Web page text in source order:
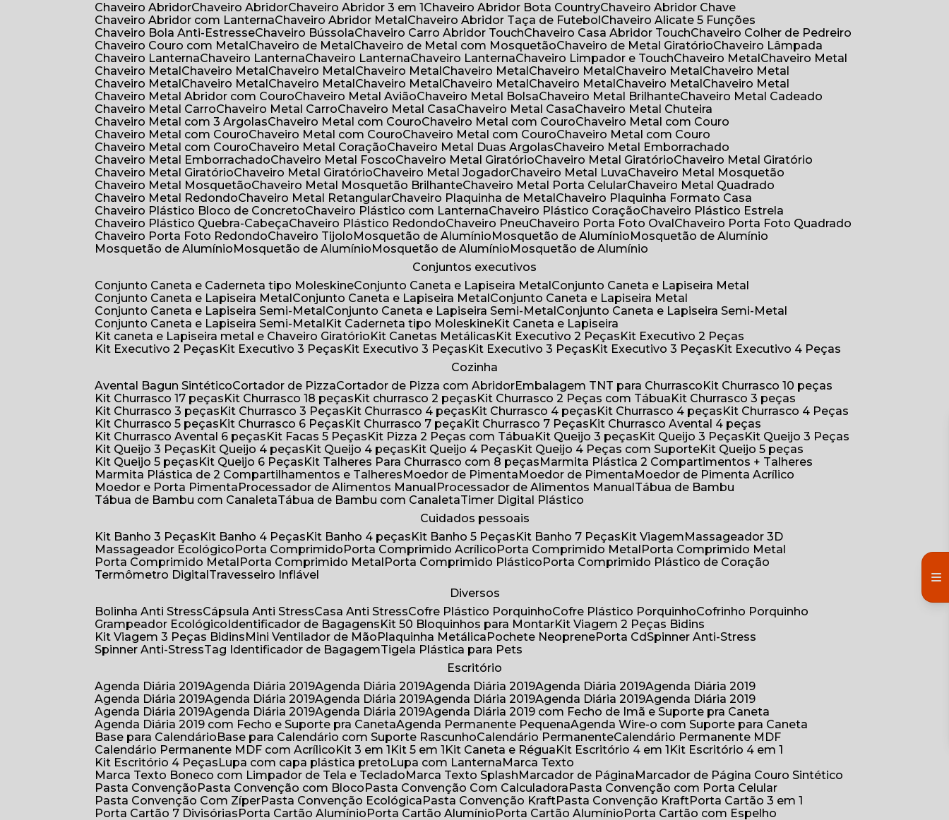
Chaveiro Abridor
Chaveiro Abridor Chaveiro Abridor 3 em 1 Chaveiro Abridor Bota Country
Chaveiro Abridor Chave
Chaveiro Abridor com Lanterna
Chaveiro Abridor Metal Chaveiro Abridor Taça de Futebol
Chaveiro Alicate 5 Funções
Chaveiro Bola Anti-Estresse
Chaveiro Bússola Chaveiro Carro Abridor Touch Chaveiro Casa Abridor Touch
Chaveiro Colher de Pedreiro
Chaveiro Couro com Metal
Chaveiro de Metal Chaveiro de Metal com Mosquetão Chaveiro de Metal Giratório
Chaveiro Lâmpada
Chaveiro Lanterna
Chaveiro Lanterna Chaveiro Lanterna Chaveiro Lanterna Chaveiro Limpador e Touch Chaveiro Metal
Chaveiro Metal
Chaveiro Metal
Chaveiro Metal Chaveiro Metal Chaveiro Metal Chaveiro Metal Chaveiro Metal Chaveiro Metal
Chaveiro Metal
Chaveiro Metal
Chaveiro Metal Chaveiro Metal Chaveiro Metal Chaveiro Metal Chaveiro Metal Chaveiro Metal
Chaveiro Metal
Chaveiro Metal Abridor com Couro
Chaveiro Metal Avião Chaveiro Metal Bolsa Chaveiro Metal Brilhante
Chaveiro Metal Cadeado
Chaveiro Metal Carro
Chaveiro Metal Carro Chaveiro Metal Casa Chaveiro Metal Casa
Chaveiro Metal Chuteira
Chaveiro Metal com 3 Argolas
Chaveiro Metal com Couro Chaveiro Metal com Couro
Chaveiro Metal com Couro
Chaveiro Metal com Couro
Chaveiro Metal com Couro Chaveiro Metal com Couro
Chaveiro Metal com Couro
Chaveiro Metal com Couro
Chaveiro Metal Coração Chaveiro Metal Duas Argolas
Chaveiro Metal Emborrachado
Chaveiro Metal Emborrachado
Chaveiro Metal Fosco Chaveiro Metal Giratório Chaveiro Metal Giratório
Chaveiro Metal Giratório
Chaveiro Metal Giratório
Chaveiro Metal Giratório Chaveiro Metal Jogador Chaveiro Metal Luva
Chaveiro Metal Mosquetão
Chaveiro Metal Mosquetão
Chaveiro Metal Mosquetão Brilhante Chaveiro Metal Porta Celular
Chaveiro Metal Quadrado
Chaveiro Metal Redondo
Chaveiro Metal Retangular Chaveiro Plaquinha de Metal
Chaveiro Plaquinha Formato Casa
Chaveiro Plástico Bloco de Concreto
Chaveiro Plástico com Lanterna Chaveiro Plástico Coração
Chaveiro Plástico Estrela
Chaveiro Plástico Quebra-Cabeça
Chaveiro Plástico Redondo Chaveiro Pneu Chaveiro Porta Foto Oval
Chaveiro Porta Foto Quadrado
Chaveiro Porta Foto Redondo
Chaveiro Tijolo Mosquetão de Alumínio Mosquetão de Alumínio
Mosquetão de Alumínio
Mosquetão de Alumínio
Mosquetão de Alumínio Mosquetão de Alumínio
Mosquetão de Alumínio
Conjuntos executivos
Conjunto Caneta e Caderneta tipo Moleskine
Conjunto Caneta e Lapiseira Metal
Conjunto Caneta e Lapiseira Metal
Conjunto Caneta e Lapiseira Metal
Conjunto Caneta e Lapiseira Metal
Conjunto Caneta e Lapiseira Metal
Conjunto Caneta e Lapiseira Semi-Metal
Conjunto Caneta e Lapiseira Semi-Metal
Conjunto Caneta e Lapiseira Semi-Metal
Conjunto Caneta e Lapiseira Semi-Metal
Kit Caderneta tipo Moleskine
Kit Caneta e Lapiseira
Kit caneta e Lapiseira metal e Chaveiro Giratório
Kit Canetas Metálicas Kit Executivo 2 Peças
Kit Executivo 2 Peças
Kit Executivo 2 Peças
Kit Executivo 3 Peças Kit Executivo 3 Peças Kit Executivo 3 Peças Kit Executivo 3 Peças
Kit Executivo 4 Peças
Cozinha
Avental Bagun Sintético
Cortador de Pizza Cortador de Pizza com Abridor Embalagem TNT para Churrasco
Kit Churrasco 10 peças
Kit Churrasco 17 peças
Kit Churrasco 18 peças Kit churrasco 2 peças Kit Churrasco 2 Peças com Tábua
Kit Churrasco 3 peças
Kit Churrasco 3 peças
Kit Churrasco 3 Peças Kit Churrasco 4 peças Kit Churrasco 4 peças Kit Churrasco 4 peças
Kit Churrasco 4 Peças
Kit Churrasco 5 peças
Kit Churrasco 6 Peças Kit Churrasco 7 peça Kit Churrasco 7 Peças
Kit Churrasco Avental 4 peças
Kit Churrasco Avental 6 peças
Kit Facas 5 Peças Kit Pizza 2 Peças com Tábua Kit Queijo 3 peças Kit Queijo 3 Peças
Kit Queijo 3 Peças
Kit Queijo 3 Peças
Kit Queijo 4 peças Kit Queijo 4 peças Kit Queijo 4 Peças Kit Queijo 4 Peças com Suporte
Kit Queijo 5 peças
Kit Queijo 5 peças
Kit Queijo 6 Peças Kit Talheres Para Churrasco com 8 peças
Marmita Plástica 2 Compartimentos + Talheres
Marmita Plástica de 2 Compartilhamentos e Talheres
Moedor de Pimenta Moedor de Pimenta
Moedor de Pimenta Acrílico
Moedor e Porta Pimenta
Processador de Alimentos Manual Processador de Alimentos Manual
Tábua de Bambu
Tábua de Bambu com Canaleta
Tábua de Bambu com Canaleta
Timer Digital Plástico
Cuidados pessoais
Kit Banho 3 Peças
Kit Banho 4 Peças Kit Banho 4 peças Kit Banho 5 Peças Kit Banho 7 Peças Kit Viagem
Massageador 3D
Massageador Ecológico
Porta Comprimido Porta Comprimido Acrílico Porta Comprimido Metal
Porta Comprimido Metal
Porta Comprimido Metal
Porta Comprimido Metal Porta Comprimido Plástico
Porta Comprimido Plástico de Coração
Termômetro Digital
Travesseiro Inflável
Diversos
Bolinha Anti Stress
Cápsula Anti Stress Casa Anti Stress Cofre Plástico Porquinho Cofre Plástico Porquinho
Cofrinho Porquinho
Grampeador Ecológico Identificador de Bagagens Kit 50 Bloquinhos para Montar
Kit Viagem 2 Peças Bidins
Kit Viagem 3 Peças Bidins
Mini Ventilador de Mão Plaquinha Metálica Pochete Neoprene Porta Cd
Spinner Anti-Stress
Spinner Anti-Stress
Tag Identificador de Bagagem
Tigela Plástica para Pets
Escritório
Agenda Diária 2019
Agenda Diária 2019 Agenda Diária 2019 Agenda Diária 2019 Agenda Diária 2019
Agenda Diária 2019
Agenda Diária 2019
Agenda Diária 2019 Agenda Diária 2019 Agenda Diária 2019 Agenda Diária 2019
Agenda Diária 2019
Agenda Diária 2019
Agenda Diária 2019 Agenda Diária 2019
Agenda Diária 2019 com Fecho de Imã e Suporte pra Caneta
Agenda Diária 2019 com Fecho e Suporte pra Caneta
Agenda Permanente Pequena
Agenda Wire-o com Suporte para Caneta
Base para Calendário
Base para Calendário com Suporte Rascunho Calendário Permanente
Calendário Permanente MDF
Calendário Permanente MDF com Acrílico
Kit 3 em 1 Kit 5 em 1 Kit Caneta e Régua Kit Escritório 4 em 1
Kit Escritório 4 em 1
Kit Escritório 4 Peças
Lupa com capa plástica preto Lupa com Lanterna
Marca Texto
Marca Texto Boneco com Limpador de Tela e Teclado
Marca Texto Splash Marcador de Página
Marcador de Página Couro Sintético
Pasta Convenção
Pasta Convenção com Bloco Pasta Convenção Com Calculadora
Pasta Convenção com Porta Celular
Pasta Convenção Com Zíper
Pasta Convenção Ecológica Pasta Convenção Kraft Pasta Convenção Kraft
Porta Cartão 3 em 1
Porta Cartão 7 Divisórias
Porta Cartão Alumínio Porta Cartão Alumínio Porta Cartão Alumínio
Porta Cartão com Espelho